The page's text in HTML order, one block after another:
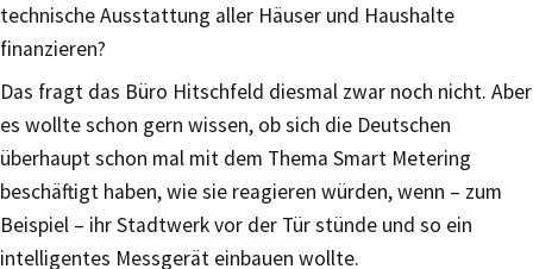
technische Ausstattung aller Häuser und Haushalte
finanzieren?
Das fragt das Büro Hitschfeld diesmal zwar noch nicht. Aber
es wollte schon gern wissen, ob sich die Deutschen
überhaupt schon mal mit dem Thema Smart Metering
beschäftigt haben, wie sie reagieren würden, wenn – zum
Beispiel – ihr Stadtwerk vor der Tür stünde und so ein
intelligentes Messgerät einbauen wollte.